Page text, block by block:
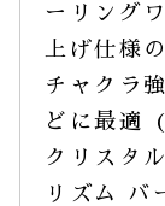
ーリング
上げ仕様
チャクラ
どに最適
クリスタ
リズム バ